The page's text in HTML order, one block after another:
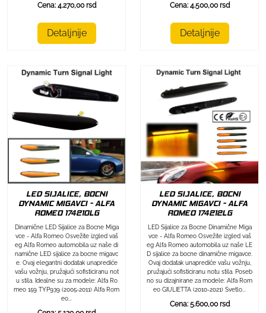
Cena: 4.270,00 rsd
Detaljnije
Cena: 4.500,00 rsd
Detaljnije
LED SIJALICE, BOCNI
DYNAMIC MIGAVCI - ALFA
ROMEO 174210LG
Dinamične LED Sijalice za Bocne Miga
vce - Alfa Romeo Osvežite izgled vaš
eg Alfa Romeo automobila uz naše di
namične LED sijalice za bocne migavc
e. Ovaj elegantni dodatak unaprediće
vašu vožnju, pružajući sofisticiranu not
u stila. Idealne su za modele: Alfa Ro
meo 159 TYP939 (2005-2011) Alfa Rom
eo...
LED SIJALICE, BOCNI
DYNAMIC MIGAVCI - ALFA
ROMEO 174212LG
LED Sijalice za Bocne Dinamične Miga
vce - Alfa Romeo Osvežite izgled vaš
eg Alfa Romeo automobila uz naše LE
D sijalice za bocne dinamične migavce.
Ovaj dodatak unaprediće vašu vožnju,
pružajući sofisticiranu notu stila. Poseb
no su dizajnirane za modele: Alfa Rom
eo GIULIETTA (2010-2021) Svetlo...
Cena: 5.600,00 rsd